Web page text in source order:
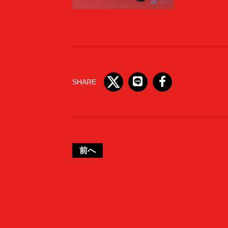
SHARE
前へ